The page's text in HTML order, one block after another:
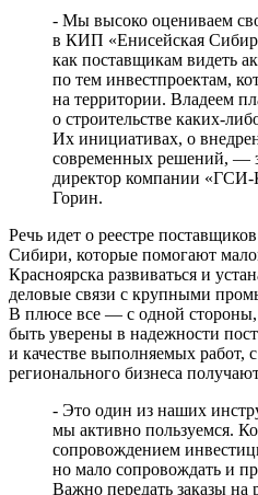
- Мы высоко оцениваем
в КИП «Енисейская
как поставщикам видеть
по тем инвестпроектам,
на территории. Владеем
о строительстве каких-
Их инициативах, о
современных решений, —
директор компании «ГСИ-
Горин.
Речь идет о реестре
Сибири, которые помогают
Красноярска развиваться и
деловые связи с крупными
В плюсе все — с одной
быть уверены в надежности
и качестве выполняемых работ,
регионального бизнеса
- Это один из наших
мы активно пользуемся.
сопровождением
но мало сопровождать и
Важно передать заказы на